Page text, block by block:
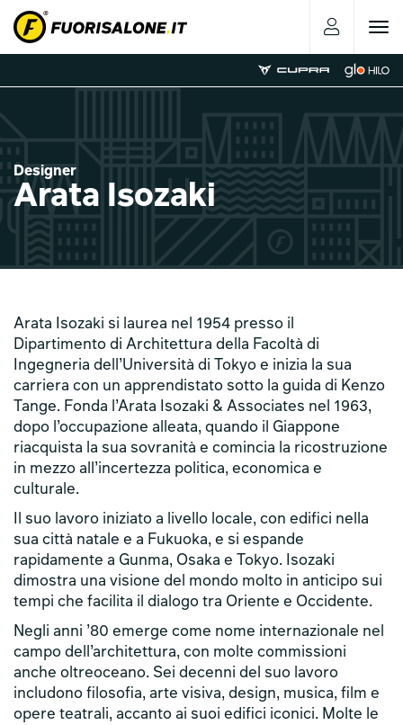
Toggle
Designer
Arata Isozaki
Arata Isozaki si laurea nel 1954 presso il
Dipartimento di Architettura della Facoltà di
Ingegneria dell’Università di Tokyo e inizia la sua
carriera con un apprendistato sotto la guida di Kenzo
Tange. Fonda l’Arata Isozaki & Associates nel 1963,
dopo l’occupazione alleata, quando il Giappone
riacquista la sua sovranità e comincia la ricostruzione
in mezzo all’incertezza politica, economica e
culturale.
Il suo lavoro iniziato a livello locale, con edifici nella
sua città natale e a Fukuoka, e si espande
rapidamente a Gunma, Osaka e Tokyo. Isozaki
dimostra una visione del mondo molto in anticipo sui
tempi che facilita il dialogo tra Oriente e Occidente.
Negli anni ’80 emerge come nome internazionale nel
campo dell’architettura, con molte commissioni
anche oltreoceano. Sei decenni del suo lavoro
includono filosofia, arte visiva, design, musica, film e
opere teatrali, accanto ai suoi edifici iconici. Molte le